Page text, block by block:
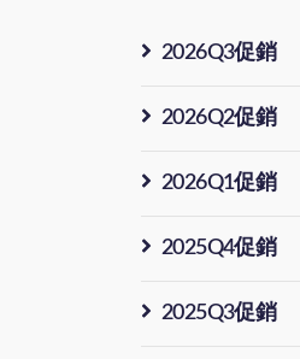
2026Q3促銷
2026Q2促銷
2026Q1促銷
2025Q4促銷
2025Q3促銷